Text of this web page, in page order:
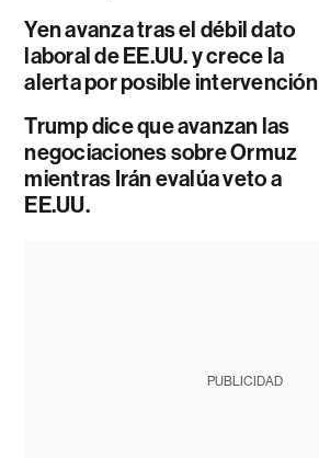
Yen avanza tras el débil dato
laboral de EE.UU. y crece la
alerta por posible intervención
Trump dice que avanzan las
negociaciones sobre Ormuz
mientras Irán evalúa veto a
EE.UU.
PUBLICIDAD